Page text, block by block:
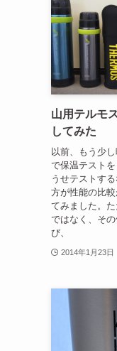
山用テルモ
してみた
以前、もう少
で保温テスト
うせテストす
方が性能の比
てみました。
ではなく、そ
び、
2014年1月23日